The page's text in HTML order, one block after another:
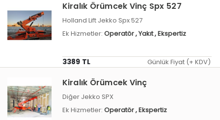
Kiralık Örümcek Vinç Spx 527
Holland Lift Jekko Spx 527
Ek Hizmetler: Operatör, Yakıt, Ekspertiz
3389 TL Günlük Fiyat (+ KDV)
Kiralık Örümcek Vinç
Diğer Jekko SPX
Ek Hizmetler: Operatör, Ekspertiz